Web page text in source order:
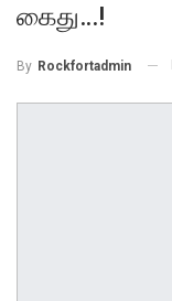
கைது…!
By Rockfortadmin